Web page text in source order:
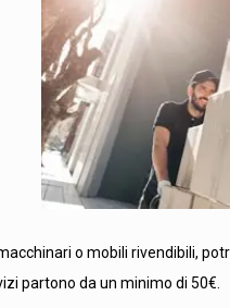
o mobili rivendibili,
partono da un minimo di 50€.